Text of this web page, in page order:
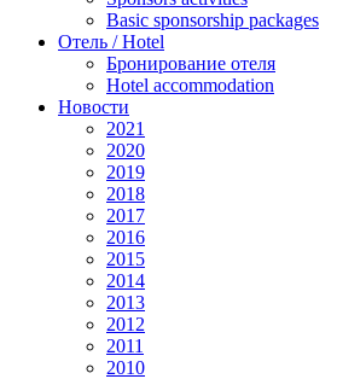
Basic sponsorship packages
Отель / Hotel
Бронирование отеля
Hotel accommodation
Новости
2021
2020
2019
2018
2017
2016
2015
2014
2013
2012
2011
2010